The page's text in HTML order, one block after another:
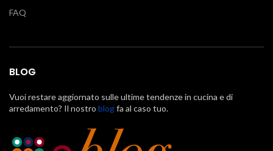
FAQ
BLOG
Vuoi restare aggiornato sulle ultime tendenze in cucina e di
arredamento? Il nostro blogfa al caso tuo.